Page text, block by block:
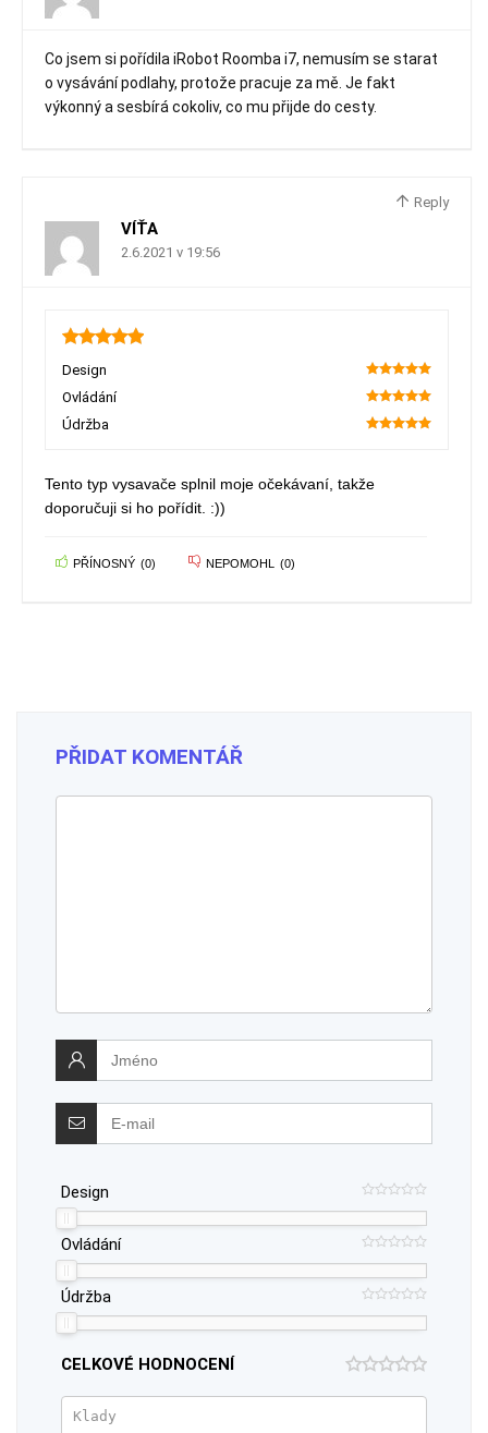
Co jsem si pořídila iRobot Roomba i7, nemusím se starat
o vysávání podlahy, protože pracuje za mě. Je fakt
výkonný a sesbírá cokoliv, co mu přijde do cesty.
Reply
VÍŤA
2.6.2021 v 19:56
Design
100
Ovládání
100
Údržba
Tento typ vysavače splnil moje očekávaní, takže
doporučuji si ho pořídit. :))
PŘÍNOSNÝ (0) NEPOMOHL (0)
PŘIDAT KOMENTÁŘ
Design
Ovládání
Údržba
CELKOVÉ HODNOCENÍ